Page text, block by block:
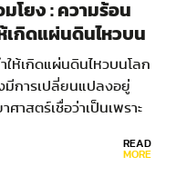
โยง : ความร้อน
เกิดแผ่นดินไหวบน
ให้เกิดแผ่นดินไหวบนโลก
งมีการเปลี่ยนแปลงอยู่
าสตร์เชื่อว่าเป็นเพราะ
วลาของประวัติศาสตร์READ
MORE